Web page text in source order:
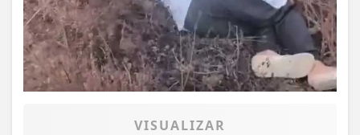
VISUALIZAR